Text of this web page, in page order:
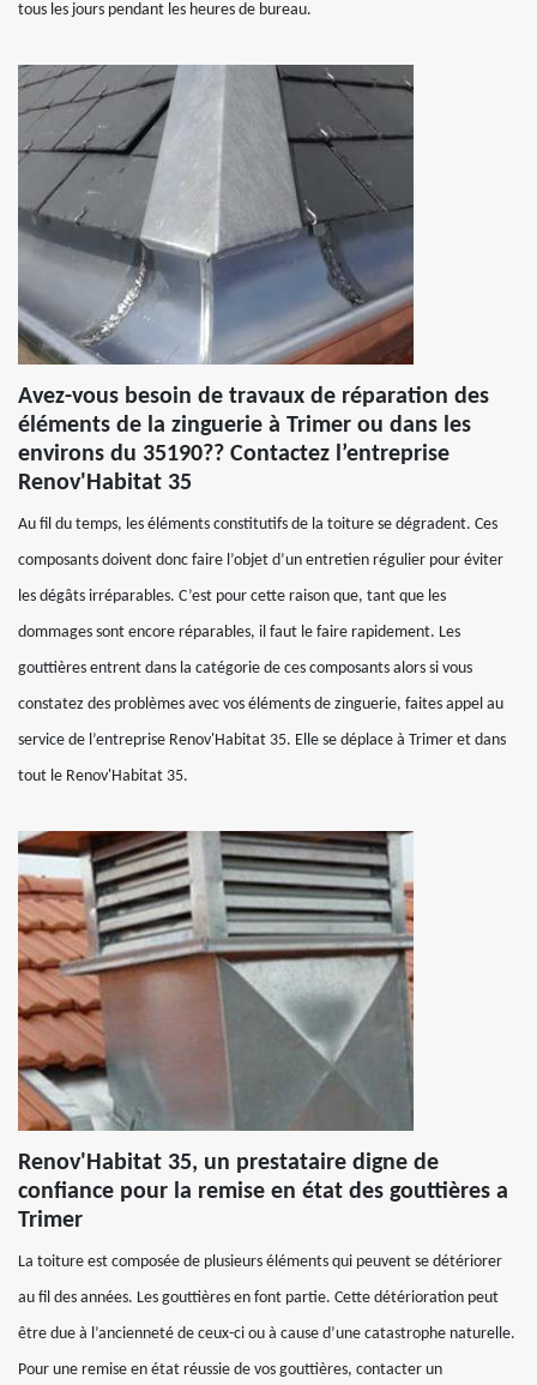
tous les jours pendant les heures de bureau.
Avez-vous besoin de travaux de réparation des
éléments de la zinguerie à Trimer ou dans les
environs du 35190?? Contactez l’entreprise
Renov'Habitat 35
Au fil du temps, les éléments constitutifs de la toiture se dégradent. Ces
composants doivent donc faire l’objet d’un entretien régulier pour éviter
les dégâts irréparables. C’est pour cette raison que, tant que les
dommages sont encore réparables, il faut le faire rapidement. Les
gouttières entrent dans la catégorie de ces composants alors si vous
constatez des problèmes avec vos éléments de zinguerie, faites appel au
service de l’entreprise Renov'Habitat 35. Elle se déplace à Trimer et dans
tout le Renov'Habitat 35.
Renov'Habitat 35, un prestataire digne de
confiance pour la remise en état des gouttières a
Trimer
La toiture est composée de plusieurs éléments qui peuvent se détériorer
au fil des années. Les gouttières en font partie. Cette détérioration peut
être due à l’ancienneté de ceux-ci ou à cause d’une catastrophe naturelle.
Pour une remise en état réussie de vos gouttières, contacter un